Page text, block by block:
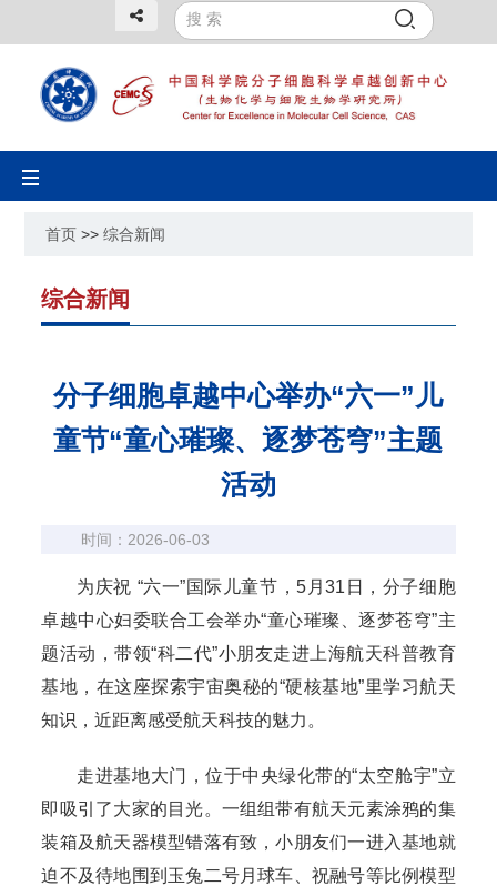
Toggle
navigation
首页 >>综合新闻
综合新闻
分子细胞卓越中心举办“六一”儿
童节“童心璀璨、逐梦苍穹”主题
活动
时间：2026-06-03
为庆祝 “六一”国际儿童节，5月31日，分子细胞
卓越中心妇委联合工会举办“童心璀璨、逐梦苍穹”主
题活动，带领“科二代”小朋友走进上海航天科普教育
基地，在这座探索宇宙奥秘的“硬核基地”里学习航天
知识，近距离感受航天科技的魅力。
走进基地大门，位于中央绿化带的“太空舱宇”立
即吸引了大家的目光。一组组带有航天元素涂鸦的集
装箱及航天器模型错落有致，小朋友们一进入基地就
迫不及待地围到玉兔二号月球车、祝融号等比例模型